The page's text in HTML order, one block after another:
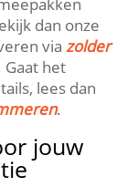
dan onze
viazolder
Gaat het
lees dan
.​
jouw